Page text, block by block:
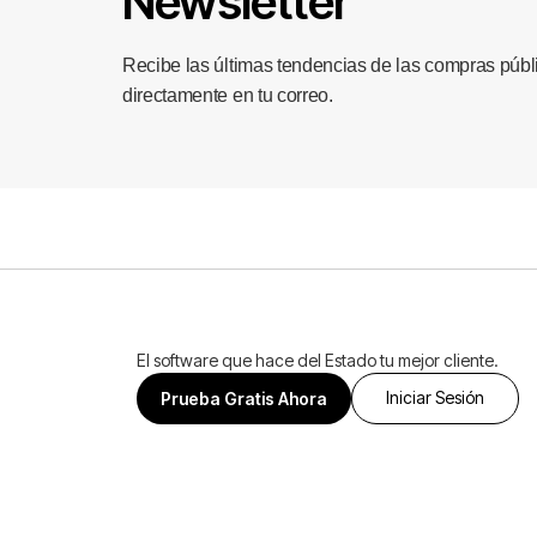
Recibe las últimas tendencias de las compras
directamente en tu correo.
El software que hace del Estado tu mejor cliente.
Prueba Gratis Ahora
Iniciar Sesión